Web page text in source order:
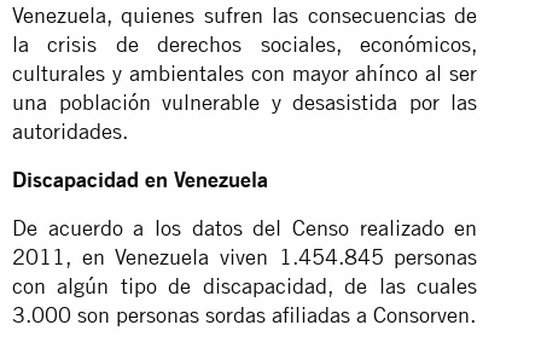
Venezuela, quienes sufren las consecuencias de
la crisis de derechos sociales, económicos,
culturales y ambientales con mayor ahínco al ser
una población vulnerable y desasistida por las
autoridades.
Discapacidad en Venezuela
De acuerdo a los datos del Censo realizado en
2011, en Venezuela viven 1.454.845 personas
con algún tipo de discapacidad, de las cuales
3.000 son personas sordas afiliadas a Consorven.